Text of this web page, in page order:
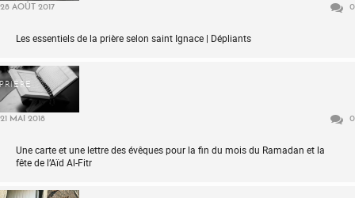
28 AOÛT 2017 0
Les essentiels de la prière selon saint Ignace | Dépliants
PRIÈRE
21 MAI 2018 0
Une carte et une lettre des évêques pour la fin du mois du Ramadan et la
fête de l’Aïd Al-Fitr